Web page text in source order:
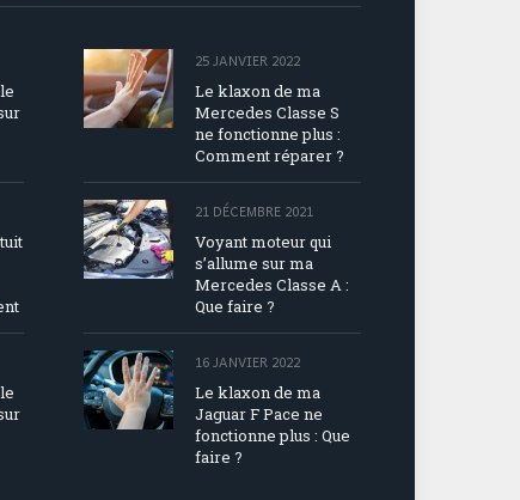
25 JANVIER 2022
Le klaxon de ma
Mercedes Classe S
ne fonctionne plus :
Comment réparer ?
21 DÉCEMBRE 2021
Voyant moteur qui
s’allume sur ma
Mercedes Classe A :
Que faire ?
16 JANVIER 2022
Le klaxon de ma
Jaguar F Pace ne
fonctionne plus : Que
faire ?